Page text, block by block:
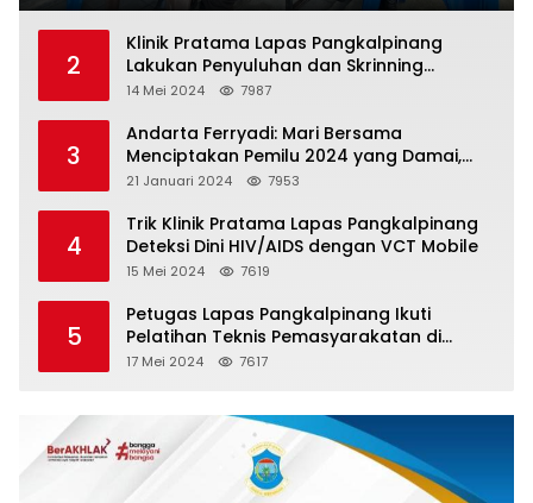
2
Klinik Pratama Lapas Pangkalpinang
Lakukan Penyuluhan dan Skrinning
Kesehatan Jiwa Bagi Warga Binaan
14 Mei 2024 7987
3
Andarta Ferryadi: Mari Bersama
Menciptakan Pemilu 2024 yang Damai,
Jujur dan Adil.
21 Januari 2024 7953
4
Trik Klinik Pratama Lapas Pangkalpinang
Deteksi Dini HIV/AIDS dengan VCT Mobile
15 Mei 2024 7619
5
Petugas Lapas Pangkalpinang Ikuti
Pelatihan Teknis Pemasyarakatan di
Batam
17 Mei 2024 7617